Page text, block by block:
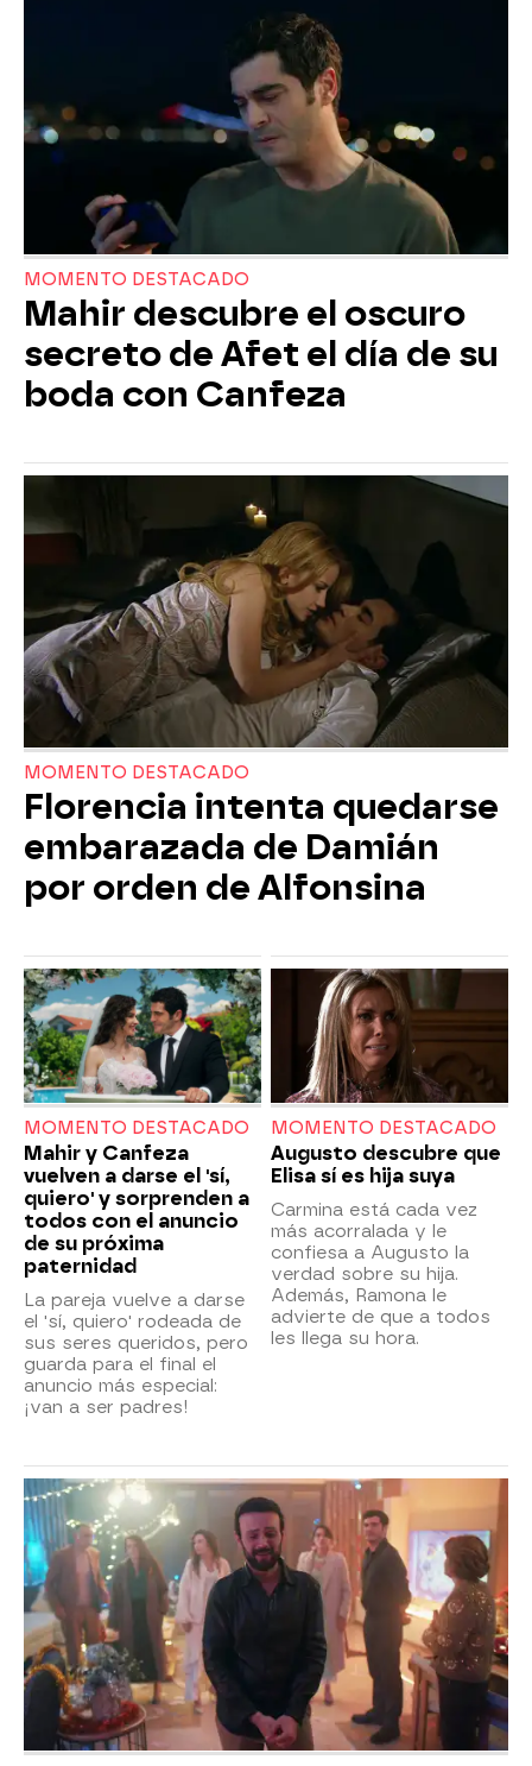
MOMENTO DESTACADO
Mahir descubre el oscuro
secreto de Afet el día de su
boda con Canfeza
MOMENTO DESTACADO
Florencia intenta quedarse
embarazada de Damián
por orden de Alfonsina
MOMENTO DESTACADO
Mahir y Canfeza
vuelven a darse el 'sí,
quiero' y sorprenden a
todos con el anuncio
de su próxima
paternidad
La pareja vuelve a darse
el 'sí, quiero' rodeada de
sus seres queridos, pero
guarda para el final el
anuncio más especial:
¡van a ser padres!
MOMENTO DESTACADO
Augusto descubre que
Elisa sí es hija suya
Carmina está cada vez
más acorralada y le
confiesa a Augusto la
verdad sobre su hija.
Además, Ramona le
advierte de que a todos
les llega su hora.